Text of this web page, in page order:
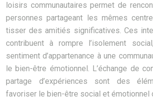
loisirs communautaires permet de
personnes partageant les mêmes
tisser des amitiés significatives. Ces
contribuent à rompre l’isolement
sentiment d’appartenance à une
le bien-être émotionnel. L’échange de
partage d’expériences sont des
favoriser le bien-être social et émotionnel